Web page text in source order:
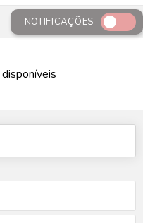
NOTIFICAÇÕES